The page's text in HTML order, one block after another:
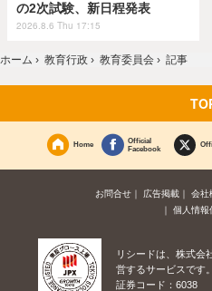
の2次試験、新日程発表
2026.8.6 Thu 17:15
ホーム › 教育行政 › 教育委員会 › 記事
Home
Official
Facebook
お問合せ 広告掲載 会社
個人情報
リシードは、株式会
営するサービスです。
証券コード：6038